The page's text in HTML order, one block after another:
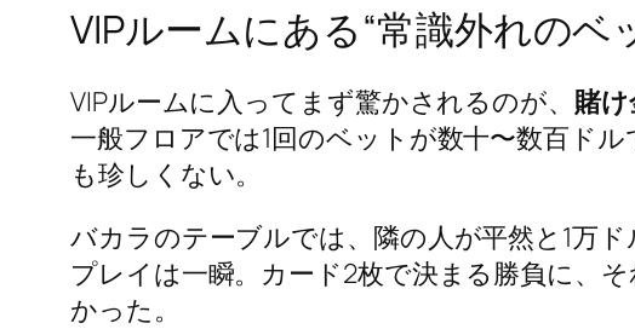
VIPルームにある“常識外れのベ
VIPルームに入ってまず驚かされるのが、 賭
一般フロアでは1回のベットが数十〜数百ド
も珍しくない。
バカラのテーブルでは、隣の人が平然と1万
プレイは一瞬。カード2枚で決まる勝負に、
かった。